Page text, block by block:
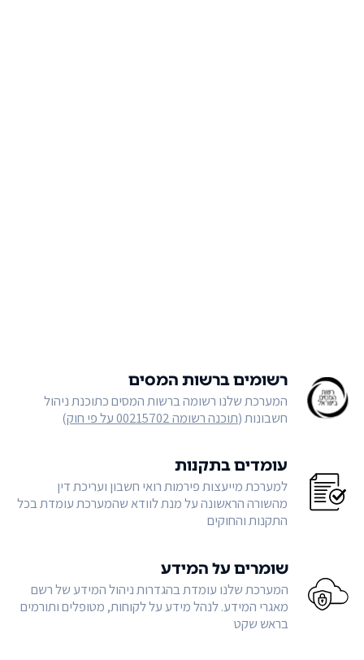
רשומים ברשות המסים
המערכת שלנו רשומה ברשות המסים כתוכנת ניהול
חשבונות (תוכנה רשומה 00215702 על פי חוק )
עומדים בתקנות
למערכת מייעצות פירמות רואי חשבון ועריכת דין
מהשורה הראשונה על מנת לוודא שהמערכת עומדת בכל
התקנות והחוקים
שומרים על המידע
המערכת שלנו עומדת בהגדרות ניהול המידע של רשם
מאגרי המידע. לנהל מידע על לקוחות, מטופלים ותורמים
בראש שקט